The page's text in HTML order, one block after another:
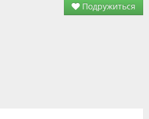
Подружиться